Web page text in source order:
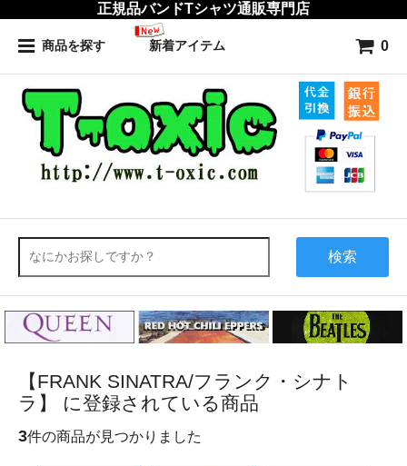
正規品バンドTシャツ通販専門店
商品を探す 新着アイテム 0
検索
【FRANK SINATRA/フランク・シナト
ラ】 に登録されている商品
3件の商品が見つかりました